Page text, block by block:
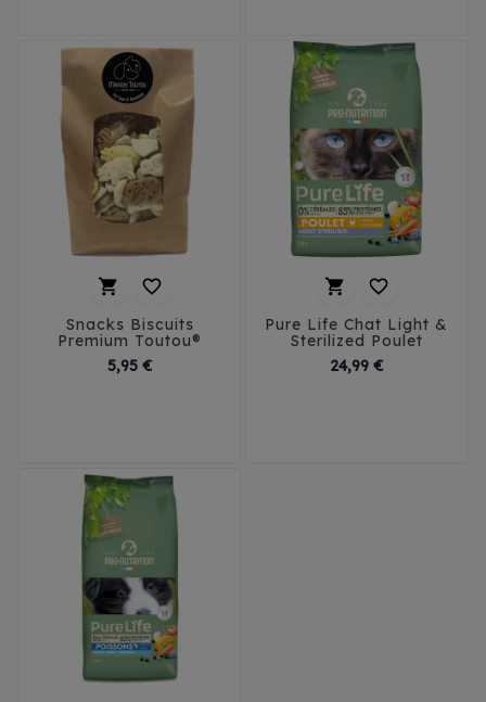
 
Snacks Biscuits
Premium Toutou®
5,95 €Prix
 
Pure Life Chat Light &
Sterilized Poulet
24,99 €Prix